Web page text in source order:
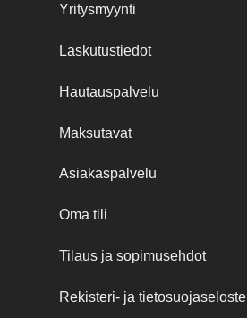
Yritysmyynti
Laskutustiedot
Hautauspalvelu
Maksutavat
Asiakaspalvelu
Oma tili
Tilaus ja sopimusehdot
Rekisteri- ja tietosuojaseloste